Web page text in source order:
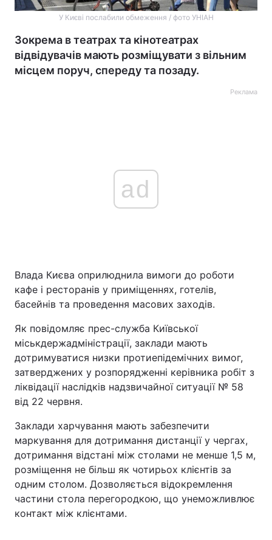
У Києві послабили обмеження / фото УНІАН
Зокрема в театрах та кінотеатрах
відвідувачів мають розміщувати з вільним
місцем поруч, спереду та позаду.
Реклама
ad
Влада Києва оприлюднила вимоги до роботи
кафе і ресторанів у приміщеннях, готелів,
басейнів та проведення масових заходів.
Як повідомляє прес-служба Київської
міськдержадміністрації, заклади мають
дотримуватися низки протиепідемічних вимог,
затверджених у розпорядженні керівника робіт з
ліквідації наслідків надзвичайної ситуації № 58
від 22 червня.
Заклади харчування мають забезпечити
маркування для дотримання дистанції у чергах,
дотримання відстані між столами не менше 1,5 м,
розміщення не більш як чотирьох клієнтів за
одним столом. Дозволяється відокремлення
частини стола перегородкою, що унеможливлює
контакт між клієнтами.